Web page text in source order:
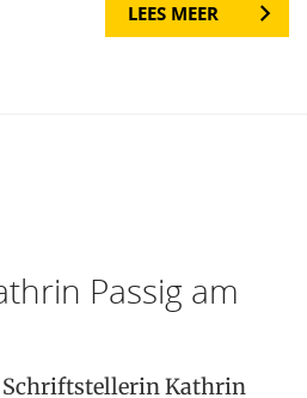
LEES MEER
Passig am
Schriftstellerin Kathrin